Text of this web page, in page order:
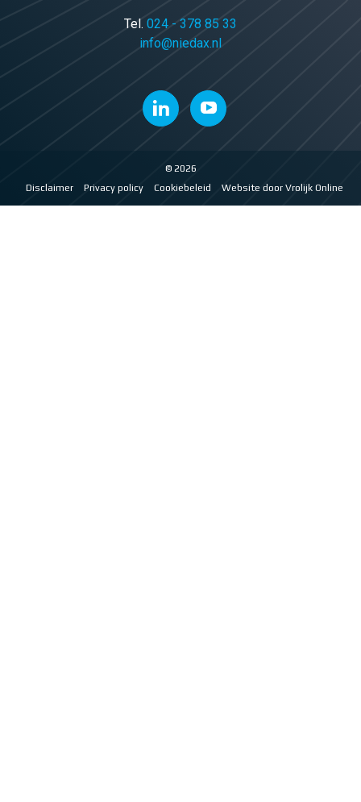
Tel. 024 - 378 85 33
info@niedax.nl
© 2026
Disclaimer
Privacy policy Cookiebeleid Website door Vrolijk Online